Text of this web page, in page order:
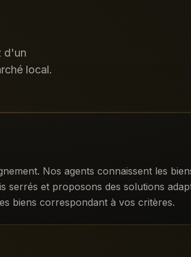
d'un
local.
Nos agents connaissent les
et proposons des solutions
biens correspondant à vos critères.